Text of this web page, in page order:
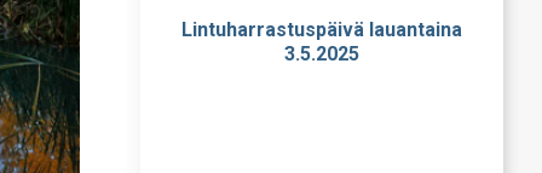
Lintuharrastuspäivä lauantaina
3.5.2025